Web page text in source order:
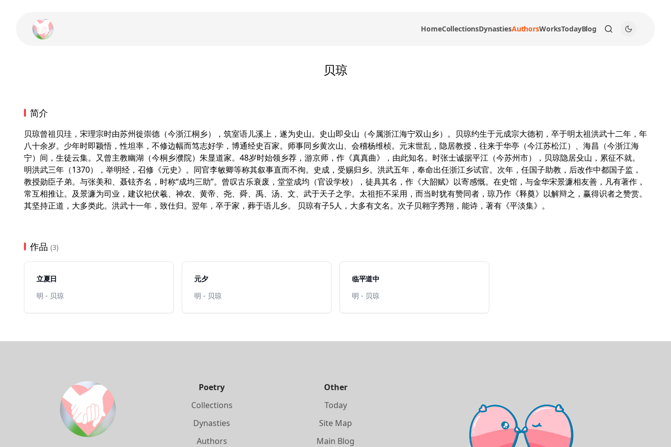
HomeCollectionsDynastiesAuthorsWorksTodayBlog
贝琼
简介
贝琼曾祖贝珪，宋理宗时由苏州徙崇德（今浙江桐乡），筑室语儿溪上，遂为史山。史山即殳山（今属浙江海宁双山乡）。贝琼约生于元成宗大德初，卒于明太祖洪武十二年，年
八十余岁。少年时即颖悟，性坦率，不修边幅而笃志好学，博通经史百家。师事同乡黄次山、会稽杨维桢。元末世乱，隐居教授，往来于华亭（今江苏松江）、海昌（今浙江海
宁）间，生徒云集。又曾主教幽湖（今桐乡濮院）朱显道家。48岁时始领乡荐，游京师，作《真真曲》，由此知名。时张士诚据平江（今苏州市），贝琼隐居殳山，累征不就。
明洪武三年（1370），举明经，召修《元史》。同官李敏卿等称其叙事直而不徇。史成，受赐归乡。洪武五年，奉命出任浙江乡试官。次年，任国子助教，后改作中都国子监，
教授勋臣子弟。与张美和、聂铉齐名，时称“成均三助”。曾叹古乐衰废，堂堂成均（官设学校），徒具其名，作《大韶赋》以寄感慨。在史馆，与金华宋景濂相友善，凡有著作，
常互相推让。及景濂为司业，建议祀伏羲、神农、黄帝、尧、舜、禹、汤、文、武于天子之学。太祖拒不采用，而当时犹有赞同者，琼乃作《释奠》以解辩之，赢得识者之赞赏。
其坚持正道，大多类此。洪武十一年，致仕归。翌年，卒于家，葬于语儿乡。 贝琼有子5人，大多有文名。次子贝翱字秀翔，能诗，著有《平淡集》。
作品 (3)
立夏日
明 - 贝琼
元夕
明 - 贝琼
临平道中
明 - 贝琼
Poetry
Collections
Dynasties
Authors
Other
Today
Site Map
Main Blog